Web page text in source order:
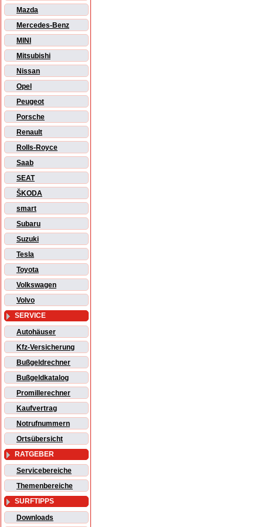
Mazda
Mercedes-Benz
MINI
Mitsubishi
Nissan
Opel
Peugeot
Porsche
Renault
Rolls-Royce
Saab
SEAT
ŠKODA
smart
Subaru
Suzuki
Tesla
Toyota
Volkswagen
Volvo
SERVICE
Autohäuser
Kfz-Versicherung
Bußgeldrechner
Bußgeldkatalog
Promillerechner
Kaufvertrag
Notrufnummern
Ortsübersicht
RATGEBER
Servicebereiche
Themenbereiche
SURFTIPPS
Downloads